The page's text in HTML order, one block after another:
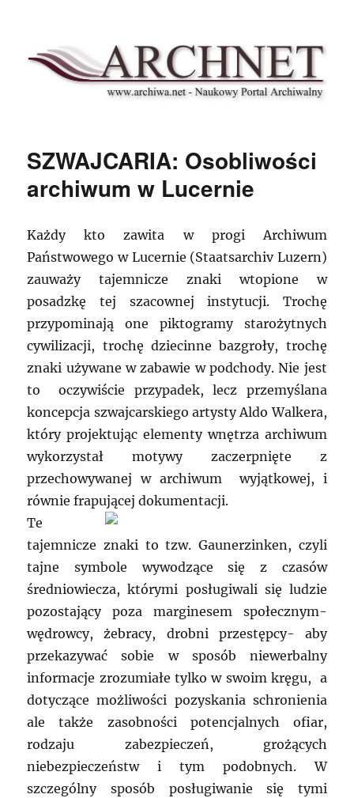
Archnet
SZWAJCARIA: Osobliwości
archiwum w Lucernie
Każdy kto zawita w progi Archiwum
Państwowego w Lucernie (Staatsarchiv Luzern)
zauważy tajemnicze znaki wtopione w
posadzkę tej szacownej instytucji. Trochę
przypominają one piktogramy starożytnych
cywilizacji, trochę dziecinne bazgroły, trochę
znaki używane w zabawie w podchody. Nie jest
to oczywiście przypadek, lecz przemyślana
koncepcja szwajcarskiego artysty Aldo Walkera,
który projektując elementy wnętrza archiwum
wykorzystał motywy zaczerpnięte z
przechowywanej w archiwum wyjątkowej, i
równie frapującej dokumentacji.
Te
tajemnicze znaki to tzw. Gaunerzinken, czyli
tajne symbole wywodzące się z czasów
średniowiecza, którymi posługiwali się ludzie
pozostający poza marginesem społecznym-
wędrowcy, żebracy, drobni przestępcy- aby
przekazywać sobie w sposób niewerbalny
informacje zrozumiałe tylko w swoim kręgu, a
dotyczące możliwości pozyskania schronienia
ale także zasobności potencjalnych ofiar,
rodzaju zabezpieczeń, grożących
niebezpieczeństw i tym podobnych. W
szczególny sposób posługiwanie się tymi